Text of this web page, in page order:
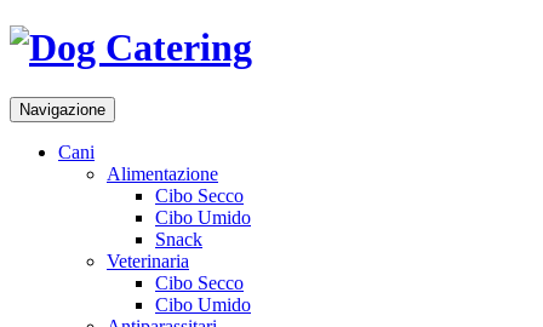
Navigazione
Cani
Alimentazione
Cibo Secco
Cibo Umido
Snack
Veterinaria
Cibo Secco
Cibo Umido